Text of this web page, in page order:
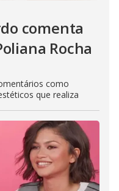
comenta
Rocha
como
que realiza